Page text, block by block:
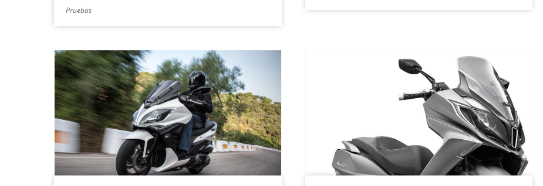
Pruebas